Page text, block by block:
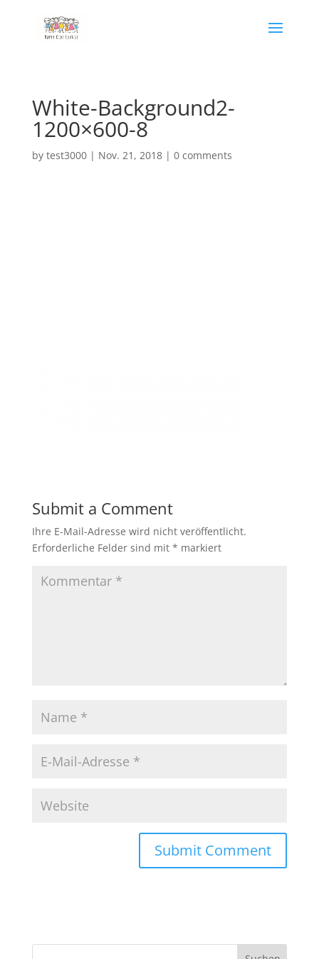
White-Background2-
1200×600-8
by test3000| Nov. 21, 2018| 0 comments
Submit a Comment
Ihre E-Mail-Adresse wird nicht veröffentlicht.
Erforderliche Felder sind mit * markiert